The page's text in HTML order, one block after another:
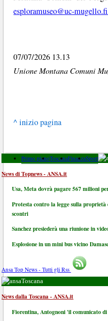
esploramuseo@uc-
07/07/2026 13.13
Unione Montana Comuni
^ inizio pagina
Primo pianoToscanaFinanzaSport
News di Topnews - ANSA.it
Usa, Meta dovrà pagare 567 milioni
Protesta contro la legge sulla
scontri
Sanchez presiederà una riunione in
Esplosione in un mini bus vicino
Ansa Top News - Tutti gli Rss
Toscana
News dalla Toscana - ANSA.it
Fiorentina, Antognoni 'il comunicato